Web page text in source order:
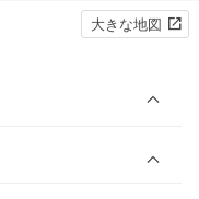
大きな地図